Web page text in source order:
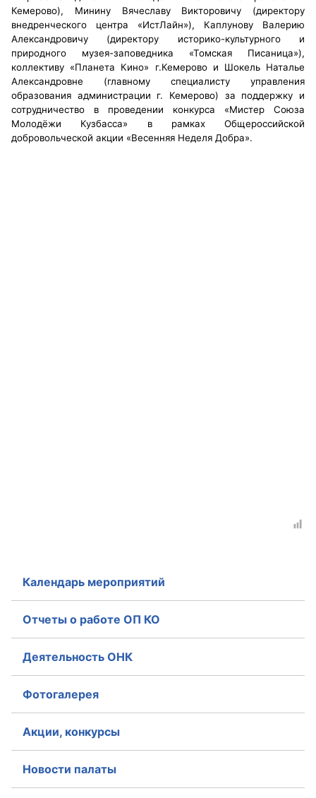
Кемерово), Минину Вячеславу Викторовичу (директору
внедренческого центра «ИстЛайн»), Каплунову Валерию
Александровичу (директору историко-культурного и
природного музея-заповедника «Томская
Писаница»),
коллективу «Планета Кино» г.Кемерово и Шокель Наталье
Александровне (главному специалисту управления
образования администрации г. Кемерово) за поддержку и
сотрудничество в проведении конкурса «Мистер Союза
Молодёжи Кузбасса» в рамках Общероссийской
добровольческой акции «Весенняя Неделя Добра».
Календарь мероприятий
Отчеты о работе ОП КО
Деятельность ОНК
Фотогалерея
Акции, конкурсы
Новости палаты